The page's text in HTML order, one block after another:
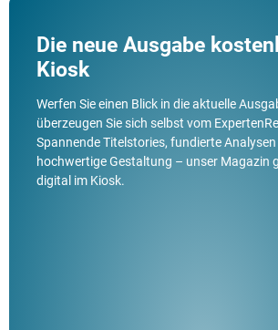
Die neue Ausgabe
Kiosk
Werfen Sie einen Blick in die aktuelle
überzeugen Sie sich selbst vom
Spannende Titelstories, fundierte Analysen
hochwertige Gestaltung – unser Magazin
digital im Kiosk.